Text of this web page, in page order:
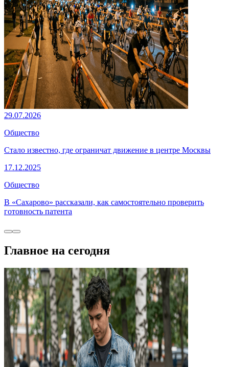
29.07.2026
Общество
Стало известно, где ограничат движение в центре Москвы
17.12.2025
Общество
В «Сахарово» рассказали, как самостоятельно проверить
готовность патента
Главное на сегодня